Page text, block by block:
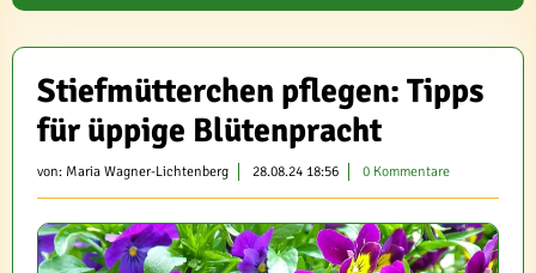
Stiefmütterchen pflegen: Tipps
für üppige Blütenpracht
von: Maria Wagner-Lichtenberg 28.08.24 18:56 0 Kommentare